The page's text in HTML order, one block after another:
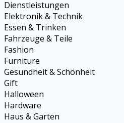
Dienstleistungen
Elektronik & Technik
Essen & Trinken
Fahrzeuge & Teile
Fashion
Furniture
Gesundheit & Schönheit
Gift
Halloween
Hardware
Haus & Garten